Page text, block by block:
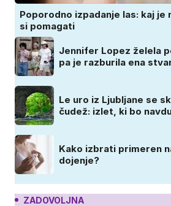
Poporodno izpadanje las: kaj je
si pomagati
Jennifer Lopez želela
pa je razburila ena
Le uro iz Ljubljane se
čudež: izlet, ki bo
Kako izbrati primeren
dojenje?
ZADOVOLJNA